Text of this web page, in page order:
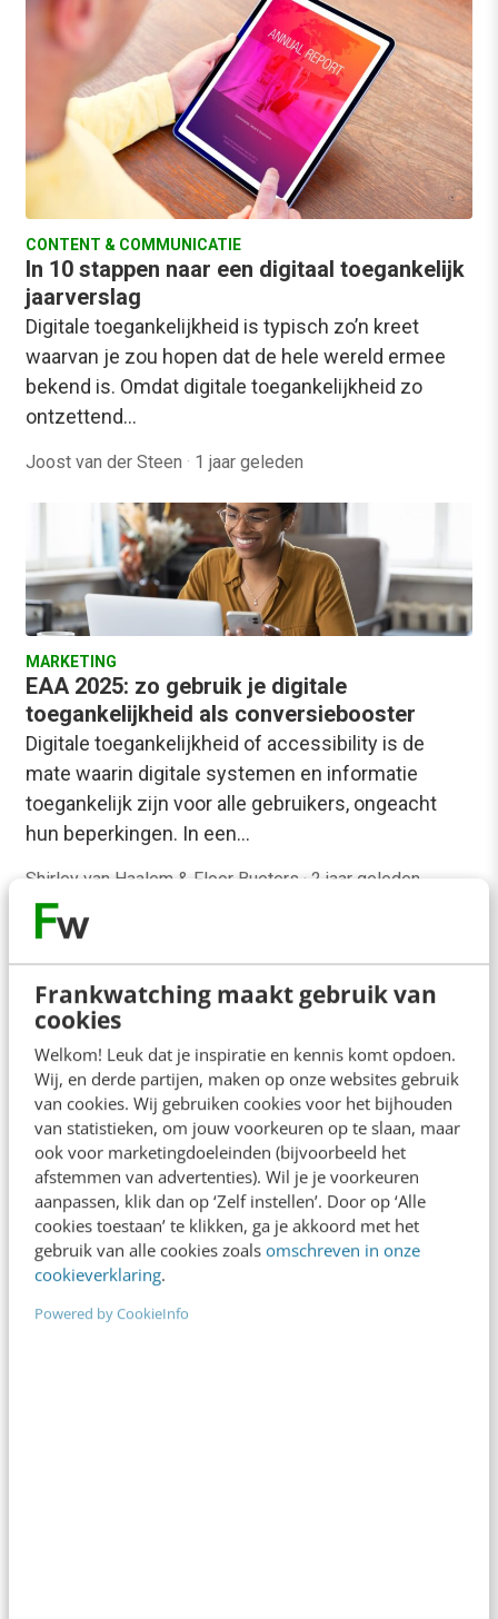
Frankwatching maakt gebruik van
cookies
Welkom! Leuk dat je inspiratie en kennis komt opdoen.
Wij, en derde partijen, maken op onze websites gebruik
van cookies. Wij gebruiken cookies voor het bijhouden
van statistieken, om jouw voorkeuren op te slaan, maar
ook voor marketingdoeleinden (bijvoorbeeld het
afstemmen van advertenties). Wil je je voorkeuren
aanpassen, klik dan op ‘Zelf instellen’. Door op ‘Alle
cookies toestaan’ te klikken, ga je akkoord met het
gebruik van alle cookies zoals omschreven in onze
cookieverklaring.
Powered by CookieInfo
CONTENT & COMMUNICATIE
In 10 stappen naar een digitaal toegankelijk
jaarverslag
Digitale toegankelijkheid is typisch zo’n kreet
waarvan je zou hopen dat de hele wereld ermee
bekend is. Omdat digitale toegankelijkheid zo
ontzettend…
Joost van der Steen · 1 jaar geleden
MARKETING
EAA 2025: zo gebruik je digitale
toegankelijkheid als conversiebooster
Digitale toegankelijkheid of accessibility is de
mate waarin digitale systemen en informatie
toegankelijk zijn voor alle gebruikers, ongeacht
hun beperkingen. In een…
Shirley van Haalem & Floor Bueters · 2 jaar geleden
MARKETING
Digitaal drempelvrij: zo maak je video’s
toegankelijk voor iedereen
In Nederland hechten we veel waarde aan
toegankelijkheid van gebouwen en openbaar
vervoer voor mensen met een fysieke beperking,
maar online lopen…